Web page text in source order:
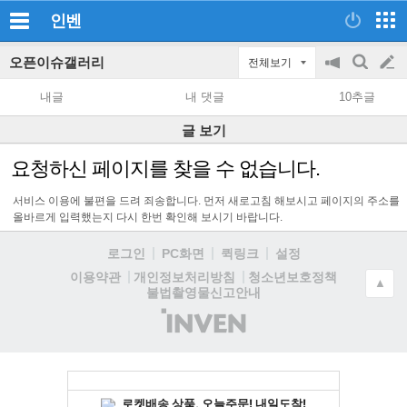
인벤
오픈이슈갤러리 전체보기
공
지
on/off
검
색
글
쓰
기
내글 내 댓글 10추글
글 보기
요청하신 페이지를 찾을 수 없습니다.
서비스 이용에 불편을 드려 죄송합니다. 먼저 새로고침 해보시고 페이지의 주소를
올바르게 입력했는지 다시 한번 확인해 보시기 바랍니다.
로그인 PC화면 퀵링크
설정
이용약관
개인정보처리방침
청소년보호정책
불법촬영물신고안내
(주)
인
▲